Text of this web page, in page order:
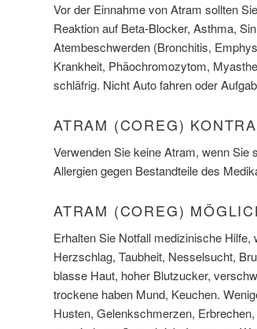
Vor der Einnahme von Atram sollten
Reaktion auf Beta-Blocker, Asthma,
Atembeschwerden (Bronchitis,
Krankheit, Phäochromozytom,
schläfrig. Nicht Auto fahren oder
ATRAM (COREG) KONTRA
Verwenden Sie keine Atram, wenn Sie
Allergien gegen Bestandteile des
ATRAM (COREG)
Erhalten Sie Notfall medizinische
Herzschlag, Taubheit, Nesselsucht,
blasse Haut, hoher Blutzucker,
trockene haben Mund, Keuchen.
Husten, Gelenkschmerzen,